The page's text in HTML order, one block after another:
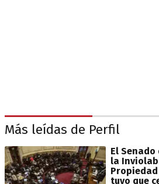
Más leídas de Perfil
El
la
tuvo que